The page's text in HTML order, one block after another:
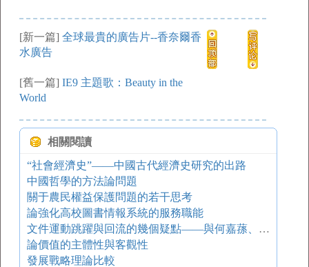
[新一篇] 全球最貴的廣告片--香奈爾香
水廣告
[舊一篇] IE9 主題歌：Beauty in the
World
相關閱讀
“社會經濟史”——中國古代經濟史研究的出路
中國哲學的方法論問題
關于農民權益保護問題的若干思考
論強化高校圖書情報系統的服務職能
文件運動跳躍與回流的幾個疑點——與何嘉蓀、潘連根同志商榷
論價值的主體性與客觀性
發展戰略理論比較